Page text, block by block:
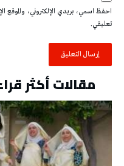
احفظ اسمي، بريدي الإلكتروني، والموقع
تعليقي.
مقالات أكثر